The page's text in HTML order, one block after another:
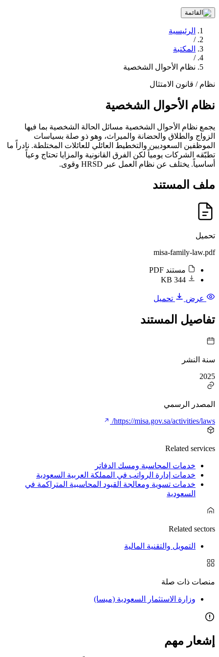
الرئيسية
/
المكتبة
/
نظام الأحوال الشخصية
نظام / قانون الامتثال
نظام الأحوال الشخصية
يجمع نظام الأحوال الشخصية مسائل الحالة الشخصية بما فيها
الزواج والطلاق والحضانة والميراث، وهو ذو صلة بسياسات
الموظفين السعوديين والتخطيط العائلي للعائلات المختلطة. نادراً ما
تطبّقه الشركات يومياً لكن الفرق القانونية والمزايا تحتاج وعياً
أساسياً. يختلف عن نظام العمل عبر HRSD وقوى.
ملف المستند
تحميل
misa-family-law.pdf
مستند PDF
344 KB
عرض تحميل
تفاصيل المستند
سنة النشر
2025
المصدر الرسمي
https://misa.gov.sa/activities/laws/
Related services
خدمات المحاسبة ومسك الدفاتر
خدمات إدارة الرواتب في المملكة العربية السعودية
خدمات تسوية ومعالجة القيود المحاسبية المتراكمة في
السعودية
Related sectors
التمويل والتقنية المالية
منصات ذات صلة
وزارة الاستثمار السعودية (ميسا)
إشعار مهم